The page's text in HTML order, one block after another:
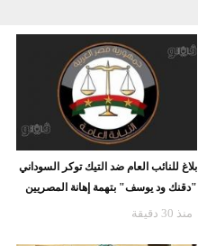
بلاغ للنائب العام ضد التيك توكر السوداني
"دقنك ود يوسف" بتهمة إهانة المصريين
منذ 30 دقيقة